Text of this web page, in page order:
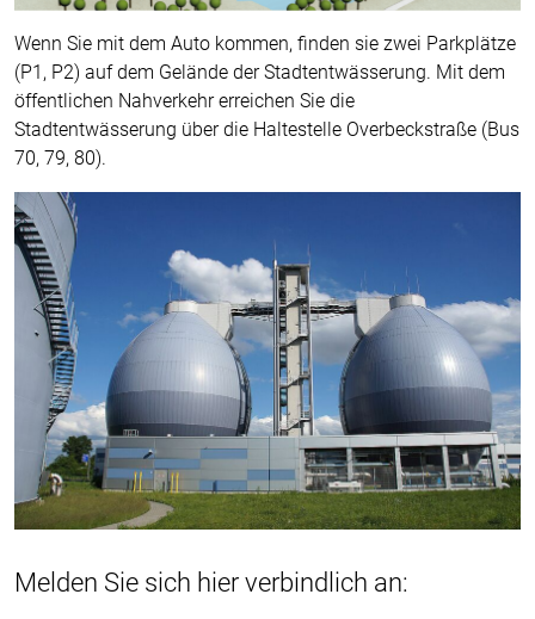
Wenn Sie mit dem Auto kommen, finden sie zwei Parkplätze
(P1, P2) auf dem Gelände der Stadtentwässerung. Mit dem
öffentlichen Nahverkehr erreichen Sie die
Stadtentwässerung über die Haltestelle Overbeckstraße (Bus
70, 79, 80).
Melden Sie sich hier verbindlich an: